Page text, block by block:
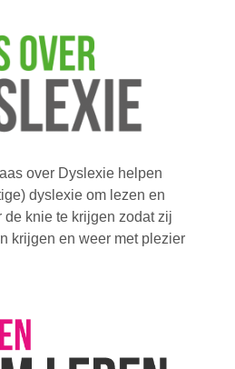
over Dyslexie helpen
dyslexie om lezen en
knie te krijgen zodat zij
krijgen en weer met plezier